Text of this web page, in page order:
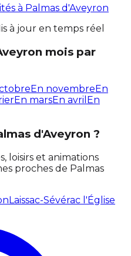
à Palmas d'Aveyron
à jour en temps réel
mois par
En novembreEn
En marsEn avril En
d'Aveyron ?
loisirs et animations
proches de Palmas
Laissac-Sévérac l'Église